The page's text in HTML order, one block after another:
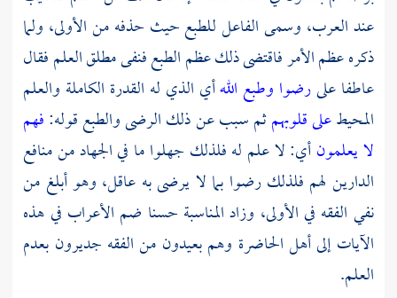
عندالعرب، وسمى الفاعل للطبع حيث حذفه من الأولى، ولما
ذكره عظم الأمر فاقتضى ذلك عظم الطبع فنفى مطلق العلم فقال
عاطفا علىرضوا وطبع اللهأي الذي له القدرة الكاملة والعلم
المحيطعلى قلوبهمثم سبب عن ذلك الرضى والطبع قوله:فهم
لا يعلمونأي: لا علم له فلذلك جهلوا ما في الجهاد من منافع
الدارين لهم فلذلك رضوا بما لا يرضى به عاقل، وهو أبلغ من
نفي الفقه في الأولى، وزاد المناسبة حسنا ضم الأعراب في هذه
الآيات إلى أهل الحاضرة وهم بعيدون من الفقه جديرون بعدم
العلم.